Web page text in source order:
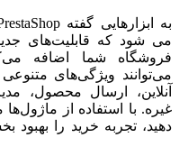
می شود که قابلیت‌های
فروشگاه شما اضافه
می‌توانند ویژگی‌های
آنلاین، ارسال محصول،
غیره. با استفاده از
دهید، تجربه خرید را بهبود